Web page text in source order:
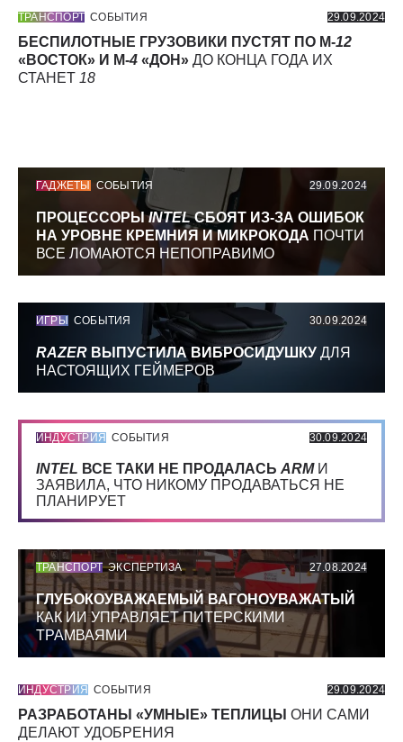
ТРАНСПОРТ СОБЫТИЯ 29.09.2024
БЕСПИЛОТНЫЕ ГРУЗОВИКИ ПУСТЯТ ПО М-12
«ВОСТОК» И М-4 «ДОН» ДО КОНЦА ГОДА ИХ
СТАНЕТ 18
ГАДЖЕТЫ СОБЫТИЯ 29.09.2024
ПРОЦЕССОРЫINTELСБОЯТ ИЗ-ЗА ОШИБОК
НА УРОВНЕ КРЕМНИЯ И МИКРОКОДА ПОЧТИ
ВСЕ ЛОМАЮТСЯ НЕПОПРАВИМО
ИГРЫ СОБЫТИЯ 30.09.2024
RAZER ВЫПУСТИЛА ВИБРОСИДУШКУ ДЛЯ
НАСТОЯЩИХ ГЕЙМЕРОВ
ИНДУСТРИЯ СОБЫТИЯ 30.09.2024
INTEL ВСЕ ТАКИ НЕ ПРОДАЛАСЬ ARMИ
ЗАЯВИЛА, ЧТО НИКОМУ ПРОДАВАТЬСЯ НЕ
ПЛАНИРУЕТ
ТРАНСПОРТ ЭКСПЕРТИЗА 27.08.2024
ГЛУБОКОУВАЖАЕМЫЙ ВАГОНОУВАЖАТЫЙ
КАК ИИ УПРАВЛЯЕТ ПИТЕРСКИМИ
ТРАМВАЯМИ
ИНДУСТРИЯ СОБЫТИЯ 29.09.2024
РАЗРАБОТАНЫ «УМНЫЕ» ТЕПЛИЦЫ ОНИ САМИ
ДЕЛАЮТ УДОБРЕНИЯ